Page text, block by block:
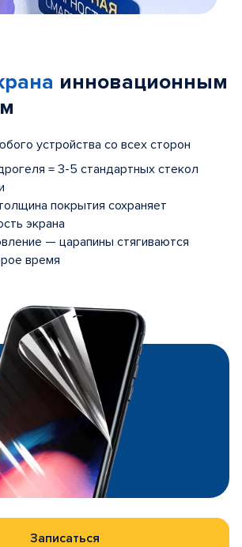
инновационным
устройства со всех сторон
= 3-5 стандартных стекол
покрытия сохраняет
экрана
— царапины стягиваются
время
Записаться